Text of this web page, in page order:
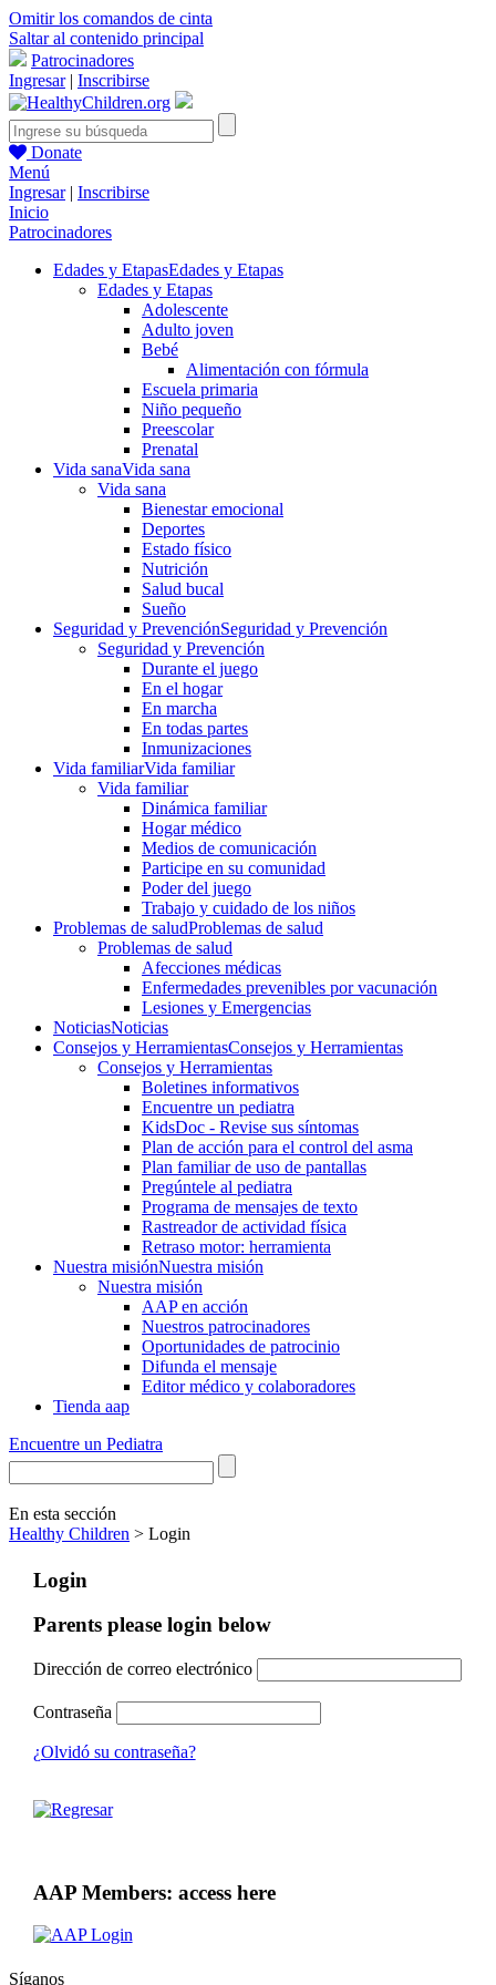
Omitir los comandos de cinta
Saltar al contenido principal
Patrocinadores
Ingresar| Inscribirse
Donate
Menú
Ingresar| Inscribirse
Inicio
Patrocinadores
Edades y EtapasEdades y Etapas
Edades y Etapas
Adolescente
Adulto joven
Bebé
Alimentación con fórmula
Escuela primaria
Niño pequeño
Preescolar
Prenatal
Vida sanaVida sana
Vida sana
Bienestar emocional
Deportes
Estado físico
Nutrición
Salud bucal
Sueño
Seguridad y PrevenciónSeguridad y Prevención
Seguridad y Prevención
Durante el juego
En el hogar
En marcha
En todas partes
Inmunizaciones
Vida familiarVida familiar
Vida familiar
Dinámica familiar
Hogar médico
Medios de comunicación
Participe en su comunidad
Poder del juego
Trabajo y cuidado de los niños
Problemas de saludProblemas de salud
Problemas de salud
Afecciones médicas
Enfermedades prevenibles por vacunación
Lesiones y Emergencias
NoticiasNoticias
Consejos y HerramientasConsejos y Herramientas
Consejos y Herramientas
Boletines informativos
Encuentre un pediatra
KidsDoc - Revise sus síntomas
Plan de acción para el control del asma
Plan familiar de uso de pantallas
Pregúntele al pediatra
Programa de mensajes de texto
Rastre​​ador de activida​d física
Retraso motor: herramienta
Nuestra misiónNuestra misión
Nuestra misión
AAP en acción
Nuestros patrocinadores
Oportunidades de patrocinio
Difunda el mensaje
Editor médico y colaboradores
Tienda aap
Encuentre un Pediatra
En esta sección
Healthy Children > Login
Login
Parents please login below
Dirección de correo electrónico
Contraseña
¿Olvidó su contraseña?
AAP Members: access here
Síganos